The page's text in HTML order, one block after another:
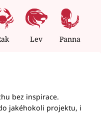
Lev Panna
bez inspirace.
jakéhokoli projektu, i